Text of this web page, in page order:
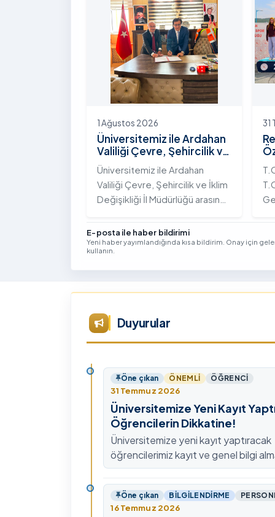
Yolunda Bilim Diplomasisi:
Akademi Lansmanı” programına
katıldı.
1 Ağustos 2026
Üniversitemiz ile Ardahan
Valiliği Çevre, Şehircilik ve
İklim Değişikliği İl
Müdürlüğü Arasında İş
Birliği Protokolü İmzalandı
Üniversitemiz ile Ardahan
Valiliği Çevre, Şehircilik ve İklim
Değişikliği İl Müdürlüğü arasında
güçlendirmek amacıyla
stratejik bir protokole imza
31
E-posta ile haber bildirimi
Yeni haber yayımlandığında kısa bildirim. Onay için
kullanın.
Duyurular
Öne çıkan ÖNEMLI ÖĞRENCI
31 Temmuz 2026
Üniversitemize Yeni Kayıt
Öğrencilerin Dikkatine!
Üniversitemize yeni kayıt yaptıracak
öğrencilerimiz kayıt ve genel bilgi
0478 211 75 75 Dahili: 1913 nolu
ulaşabilirsiniz.
Öne çıkan BILGILENDIRME
16 Temmuz 2026